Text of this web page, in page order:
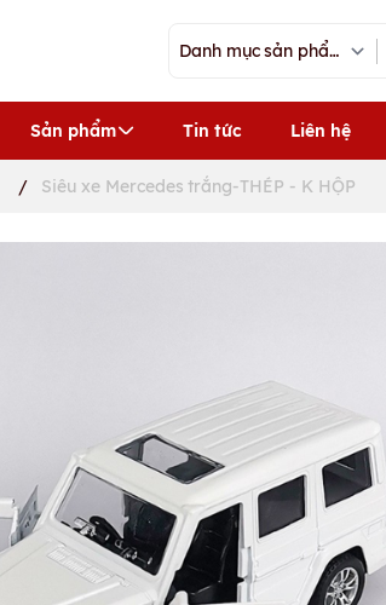
Sản phẩm Tin tức Liên hệ
/ Siêu xe Mercedes trắng-THÉP - K HỘP